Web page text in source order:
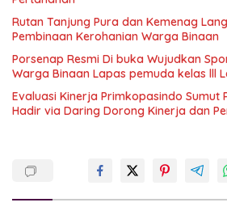
Rutan Tanjung Pura dan Kemenag
Pembinaan Kerohanian Warga Binaan
Porsenap Resmi Di buka Wujudkan
Warga Binaan Lapas pemuda kelas lll
Evaluasi Kinerja Primkopasindo Sumut
Hadir via Daring Dorong Kinerja dan